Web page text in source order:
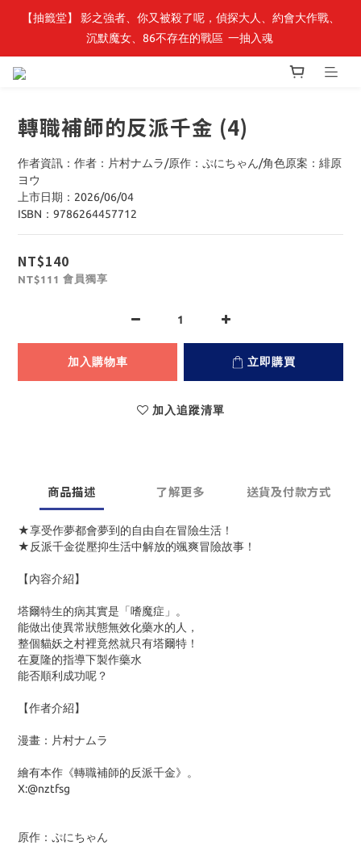
最新開賣🔥「全知讀者視角」 周邊商品
【抽籤堂】 影之強者、你又被殺了呢，偵探大人、約會大作戰、
沉默魔女、86不存在的戰區  一抽入魂
轉職補師的反派千金 (4)
作者資訊：作者：片村ナムラ/原作：ぷにちゃん/角色原案：緋原
ヨウ
上市日期：2026/06/04
ISBN：9786264457712
NT$140
NT$111 會員獨享
加入購物車 立即購買
加入追蹤清單
商品描述 了解更多 送貨及付款方式
★享受作夢都會夢到的自由自在冒險生活！
★反派千金從壓抑生活中解放的颯爽冒險故事！
【內容介紹】
塔爾特生的病其實是「嗜魔症」。
能做出使異常狀態無效化藥水的人，
整個貓妖之村裡竟然就只有塔爾特！
在夏隆的指導下製作藥水
能否順利成功呢？
【作者介紹】
漫畫：片村ナムラ
繪有本作《轉職補師的反派千金》。
X:@nztfsg
原作：ぷにちゃん